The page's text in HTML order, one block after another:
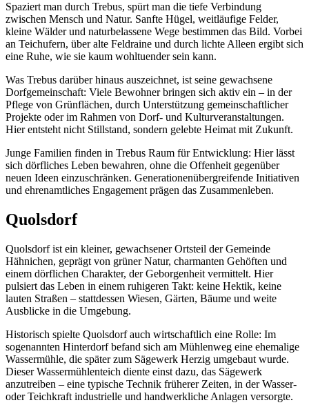
Spaziert man durch Trebus, spürt man die tiefe Verbindung
zwischen Mensch und Natur. Sanfte Hügel, weitläufige Felder,
kleine Wälder und naturbelassene Wege bestimmen das Bild. Vorbei
an Teichufern, über alte Feldraine und durch lichte Alleen ergibt sich
eine Ruhe, wie sie kaum wohltuender sein kann.
Was Trebus darüber hinaus auszeichnet, ist seine gewachsene
Dorfgemeinschaft: Viele Bewohner bringen sich aktiv ein – in der
Pflege von Grünflächen, durch Unterstützung gemeinschaftlicher
Projekte oder im Rahmen von Dorf- und Kulturveranstaltungen.
Hier entsteht nicht Stillstand, sondern gelebte Heimat mit Zukunft.
Junge Familien finden in Trebus Raum für Entwicklung: Hier lässt
sich dörfliches Leben bewahren, ohne die Offenheit gegenüber
neuen Ideen einzuschränken. Generationenübergreifende Initiativen
und ehrenamtliches Engagement prägen das Zusammenleben.
Quolsdorf
Quolsdorf ist ein kleiner, gewachsener Ortsteil der Gemeinde
Hähnichen, geprägt von grüner Natur, charmanten Gehöften und
einem dörflichen Charakter, der Geborgenheit vermittelt. Hier
pulsiert das Leben in einem ruhigeren Takt: keine Hektik, keine
lauten Straßen – stattdessen Wiesen, Gärten, Bäume und weite
Ausblicke in die Umgebung.
Historisch spielte Quolsdorf auch wirtschaftlich eine Rolle: Im
sogenannten Hinterdorf befand sich am Mühlenweg eine ehemalige
Wassermühle, die später zum Sägewerk Herzig umgebaut wurde.
Dieser Wassermühlenteich diente einst dazu, das Sägewerk
anzutreiben – eine typische Technik früherer Zeiten, in der Wasser-
oder Teichkraft industrielle und handwerkliche Anlagen versorgte.